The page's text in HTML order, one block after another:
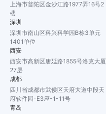
上海市普陀区金沙江路1977弄16号2
楼
深圳
深圳市南山区科兴科学园B栋3单元
1401单位
西安
西安市高新区唐延路1855号洛克大厦
27层
成都
四川省成都市武侯区天府大道中段天
府软件园-E3座-1-11号
青岛